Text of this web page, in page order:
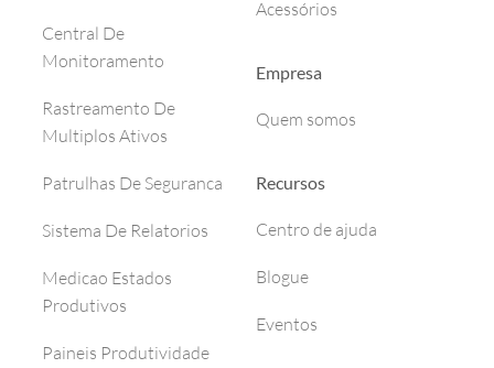
Central De
Monitoramento
Rastreamento De
Multiplos Ativos
Patrulhas De Seguranca
Sistema De Relatorios
Medicao Estados
Produtivos
Paineis Produtividade
Acessórios
Empresa
Quem somos
Recursos
Centro de ajuda
Blogue
Eventos